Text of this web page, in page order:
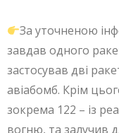
За уточненою
завдав одного
застосував дві
авіабомб. Крім
зокрема 122 – із
вогню, та залучив